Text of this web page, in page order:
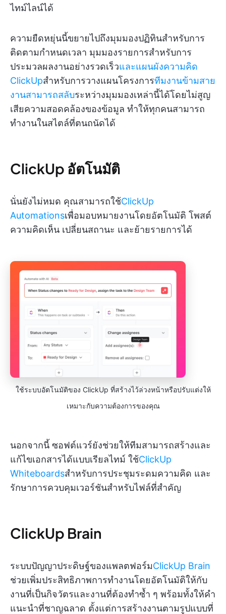
ไทม์ไลน์ได้
ความยืดหยุ่นนี้ขยายไปถึงมุมมองปฏิทินสำหรับการ
ติดตามกำหนดเวลา มุมมองรายการสำหรับการ
ประมวลผลงานอย่างรวดเร็วและแผนผังความคิด
ClickUpสำหรับการวางแผนโครงการทีมงานข้ามสาย
งานสามารถสลับระหว่างมุมมองเหล่านี้ได้โดยไม่สูญ
เสียความสอดคล้องของข้อมูล ทำให้ทุกคนสามารถ
ทำงานในสไตล์ที่ตนถนัดได้
ClickUp อัตโนมัติ
นั่นยังไม่หมด คุณสามารถใช้ClickUp
Automationsเพื่อมอบหมายงานโดยอัตโนมัติ โพสต์
ความคิดเห็น เปลี่ยนสถานะ และย้ายรายการได้
ใช้ระบบอัตโนมัติของ ClickUp ที่สร้างไว้ล่วงหน้าหรือปรับแต่งให้
เหมาะกับความต้องการของคุณ
นอกจากนี้ ซอฟต์แวร์ยังช่วยให้ทีมสามารถสร้างและ
แก้ไขเอกสารได้แบบเรียลไทม์ ใช้ClickUp
Whiteboardsสำหรับการประชุมระดมความคิด และ
รักษาการควบคุมเวอร์ชันสำหรับไฟล์ที่สำคัญ
ClickUp Brain
ระบบปัญญาประดิษฐ์ของแพลตฟอร์มClickUp Brain
ช่วยเพิ่มประสิทธิภาพการทำงานโดยอัตโนมัติให้กับ
งานที่เป็นกิจวัตรและงานที่ต้องทำซ้ำ ๆ พร้อมทั้งให้คำ
แนะนำที่ชาญฉลาด ตั้งแต่การสร้างงานตามรูปแบบที่